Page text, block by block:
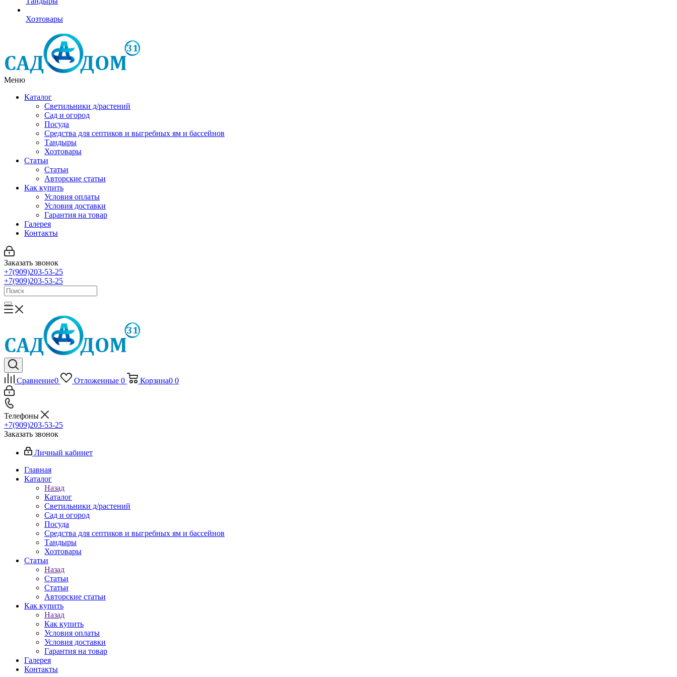
Хозтовары
Меню
Каталог
Светильники д/растений
Сад и огород
Посуда
Средства для септиков и выгребных ям и бассейнов
Тандыры
Хозтовары
Статьи
Статьи
Авторские статьи
Как купить
Условия оплаты
Условия доставки
Гарантия на товар
Галерея
Контакты
Заказать звонок
+7(909)203-53-25
+7(909)203-53-25
Сравнение0 Отложенные 0 Корзина0 0
Телефоны
+7(909)203-53-25
Заказать звонок
Личный кабинет
Главная
Каталог
Назад
Каталог
Светильники д/растений
Сад и огород
Посуда
Средства для септиков и выгребных ям и бассейнов
Тандыры
Хозтовары
Статьи
Назад
Статьи
Статьи
Авторские статьи
Как купить
Назад
Как купить
Условия оплаты
Условия доставки
Гарантия на товар
Галерея
Контакты